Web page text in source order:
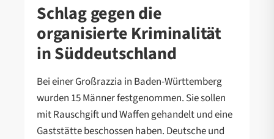
Schlag gegen die
organisierte Kriminalität
in Süddeutschland
Bei einer Großrazzia in Baden-Württemberg
wurden 15 Männer festgenommen. Sie sollen
mit Rauschgift und Waffen gehandelt und eine
Gaststätte beschossen haben. Deutsche und